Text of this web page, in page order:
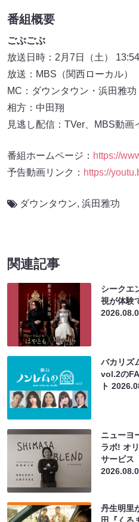
番組概要
ごぶごぶ
放送日時：2月7日（土）
放送：MBS（関西ローカル）
MC：ダウンタウン・浜田雅功
相方：中田翔
見逃し配信：TVer、MBS動画
番組ホームページ： https://
予告動画リンク： https://
ダウンタウン, 浜田雅功
関連記事
シークエ
視が体験
バカリズ
vol.2の
ト
ニューヨ
ラボ! オ
サービス
丹生明里